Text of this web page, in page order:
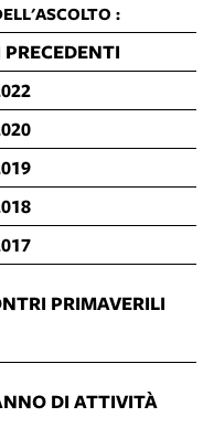
:
PRIMAVERILI
DI ATTIVITÀ